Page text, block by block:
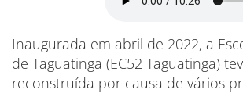
Inaugurada em abril de 2022, a
de Taguatinga (EC52 Taguatinga)
reconstruída por causa de vários